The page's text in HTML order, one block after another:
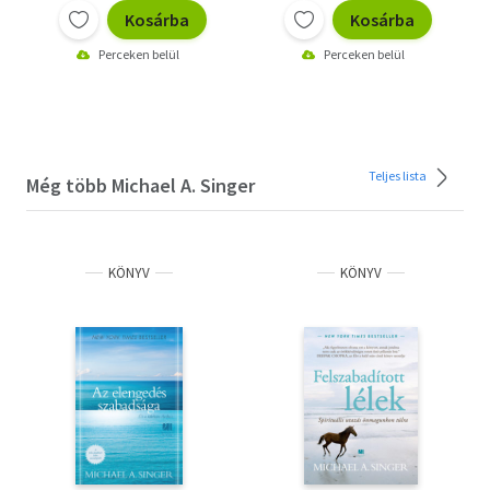
Kosárba
Perceken belül
Kosárba
Perceken belül
Még több Michael A. Singer Teljes lista
KÖNYV KÖNYV